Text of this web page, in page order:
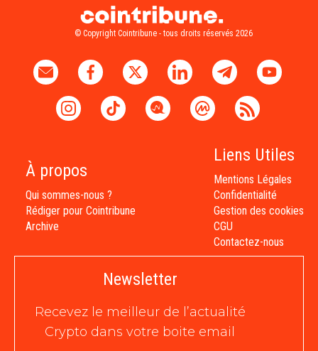
© Copyright Cointribune - tous droits réservés 2026
À propos
Qui sommes-nous ?
Rédiger pour Cointribune
Archive
Liens Utiles
Mentions Légales
Confidentialité
Gestion des cookies
CGU
Contactez-nous
Newsletter
Recevez le meilleur de l’actualité
Crypto dans votre boite email